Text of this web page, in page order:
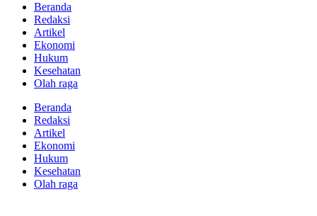
Beranda
Redaksi
Artikel
Ekonomi
Hukum
Kesehatan
Olah raga
Beranda
Redaksi
Artikel
Ekonomi
Hukum
Kesehatan
Olah raga